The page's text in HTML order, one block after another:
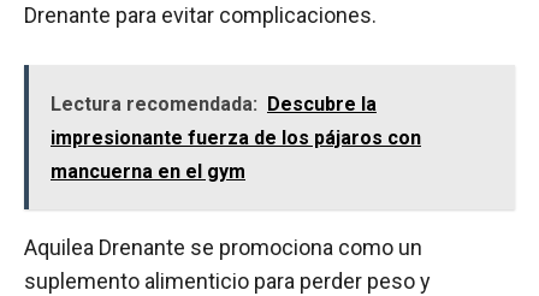
Drenante para evitar complicaciones.
Lectura recomendada: Descubre la
impresionante fuerza de los pájaros con
mancuerna en el gym
Aquilea Drenante se promociona como un
suplemento alimenticio para perder peso y